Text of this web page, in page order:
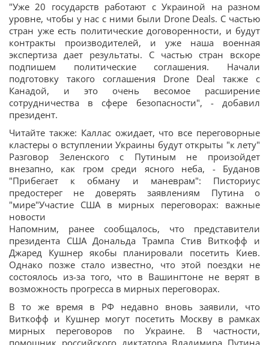
"Уже 20 государств работают с Украиной на разном
уровне, чтобы у нас с ними были Drone Deals. С частью
стран уже есть политические договоренности, и будут
контракты производителей, и уже наша военная
экспертиза дает результаты. С частью стран вскоре
подпишем политические соглашения. Начали
подготовку такого соглашения Drone Deal также с
Канадой, и это очень весомое расширение
сотрудничества в сфере безопасности", - добавил
президент.
Читайте также: Каллас ожидает, что все переговорные
кластеры о вступлении Украины будут открыты "к лету"
Разговор Зеленского с Путиным не произойдет
внезапно, как гром среди ясного неба, - Буданов
"Прибегает к обману и маневрам": Писториус
предостерег не доверять заявлениям Путина о
"мире"Участие США в мирных переговорах: важные
новости
Напомним, ранее сообщалось, что представители
президента США Дональда Трампа Стив Виткофф и
Джаред Кушнер якобы планировали посетить Киев.
Однако позже стало известно, что этой поездки не
состоялось из-за того, что в Вашингтоне не верят в
возможность прогресса в мирных переговорах.
В то же время в РФ недавно вновь заявили, что
Виткофф и Кушнер могут посетить Москву в рамках
мирных переговоров по Украине. В частности,
помощник российского диктатора Владимира Путина